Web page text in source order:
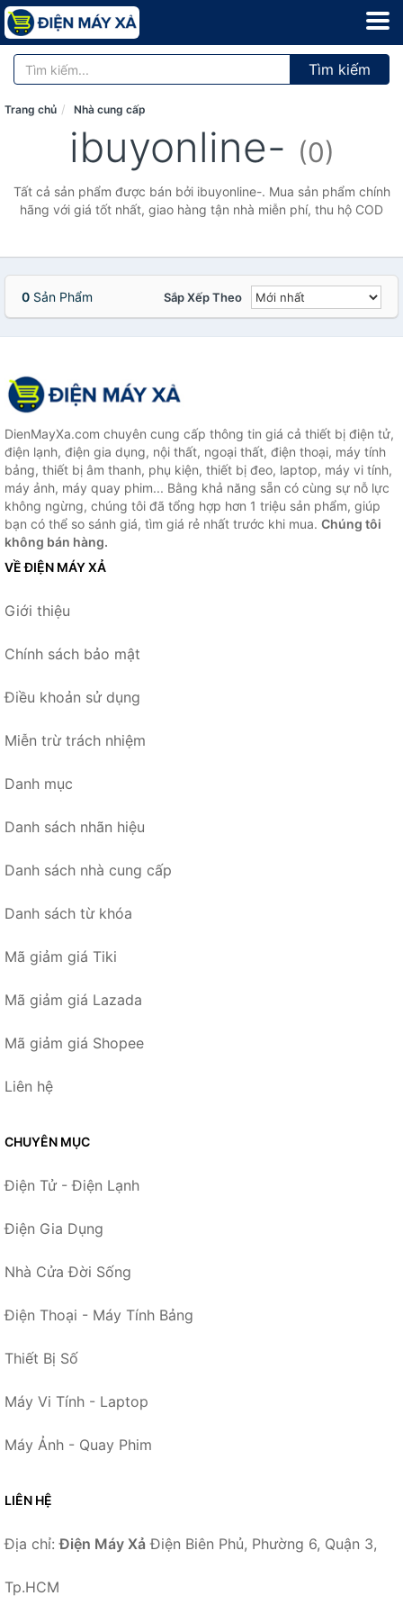
Tìm kiếm
Trang chủ Nhà cung cấp
ibuyonline- (0)
Tất cả sản phẩm được bán bởi ibuyonline-. Mua sản phẩm chính
hãng với giá tốt nhất, giao hàng tận nhà miễn phí, thu hộ COD
0 Sản Phẩm Sắp Xếp Theo
DienMayXa.com chuyên cung cấp thông tin giá cả thiết bị điện tử,
điện lạnh, điện gia dụng, nội thất, ngoại thất, điện thoại, máy tính
bảng, thiết bị âm thanh, phụ kiện, thiết bị đeo, laptop, máy vi tính,
máy ảnh, máy quay phim... Bằng khả năng sẵn có cùng sự nỗ lực
không ngừng, chúng tôi đã tổng hợp hơn 1 triệu sản phẩm, giúp
bạn có thể so sánh giá, tìm giá rẻ nhất trước khi mua. Chúng tôi
không bán hàng.
VỀ ĐIỆN MÁY XẢ
Giới thiệu
Chính sách bảo mật
Điều khoản sử dụng
Miễn trừ trách nhiệm
Danh mục
Danh sách nhãn hiệu
Danh sách nhà cung cấp
Danh sách từ khóa
Mã giảm giá Tiki
Mã giảm giá Lazada
Mã giảm giá Shopee
Liên hệ
CHUYÊN MỤC
Điện Tử - Điện Lạnh
Điện Gia Dụng
Nhà Cửa Đời Sống
Điện Thoại - Máy Tính Bảng
Thiết Bị Số
Máy Vi Tính - Laptop
Máy Ảnh - Quay Phim
LIÊN HỆ
Địa chỉ:Điện Máy Xả Điện Biên Phủ, Phường 6, Quận 3,
Tp.HCM